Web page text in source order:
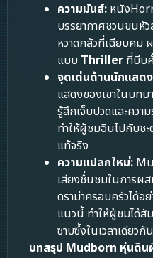
ความมันส์: หนัง
บรรยากาศชวนขนหัว
หวาดกลัวที่เฉียบคม
แบบ Thriller ที่บีบ
จุดเด่นด้านนักแสด
แสดงของเขาในบท
รู้สึกเจ็บปวดและคว
ทำให้ผู้ชมอินไปกับชะ
แท้จริง
ความแปลกใหม่:
เสียงชื่นชมในการผ
ดราม่าครอบครัวได้อ
แนวนี้ ทำให้ผู้ชมได้สั
ซาบซึ้งในเวลาเดียวกัน
บทสรุป Mudborn หุ่นดิน